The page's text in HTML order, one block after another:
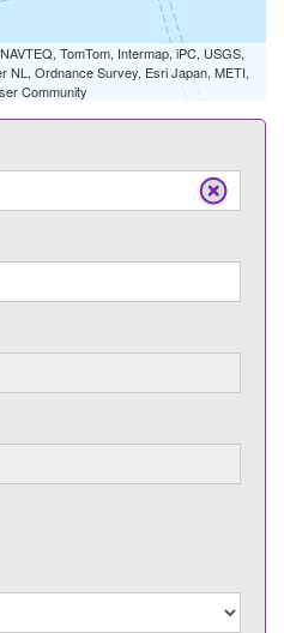
TomTom, Intermap, iPC, USGS,
NL, Ordnance Survey, Esri Japan, METI,
Community